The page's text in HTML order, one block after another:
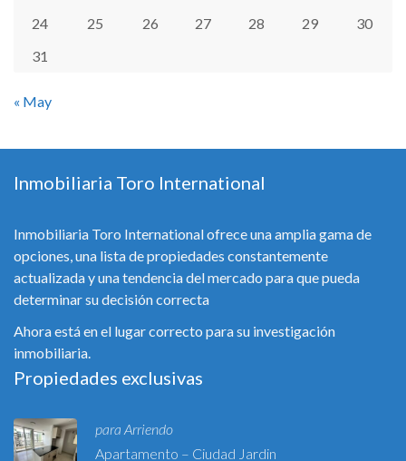
24
25 26 27 28 29
30
31
« May
Inmobiliaria Toro International
Inmobiliaria Toro International ofrece una amplia gama de
opciones, una lista de propiedades constantemente
actualizada y una tendencia del mercado para que pueda
determinar su decisión correcta
Ahora está en el lugar correcto para su investigación
inmobiliaria.
Propiedades exclusivas
para Arriendo
Apartamento – Ciudad Jardin